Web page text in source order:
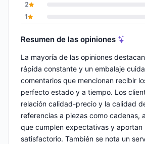
2
1
Resumen de las opiniones
La mayoría de las opiniones
rápida constante y un embalaje
comentarios que mencionan recibir
perfecto estado y a tiempo. Los
relación calidad-precio y la calidad
referencias a piezas como cadenas,
que cumplen expectativas y aportan
satisfactorio. También se nota un